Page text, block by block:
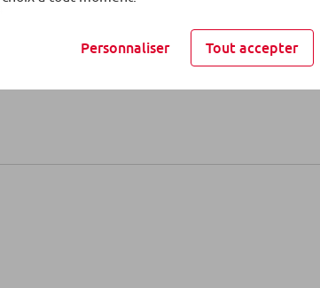
Personnaliser Tout accepter